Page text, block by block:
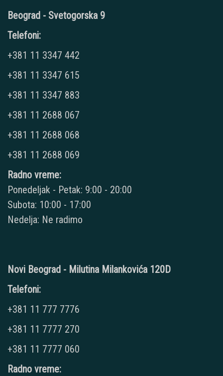
Beograd - Svetogorska 9
Telefoni:
+381 11 3347 442
+381 11 3347 615
+381 11 3347 883
+381 11 2688 067
+381 11 2688 068
+381 11 2688 069
Radno vreme:
Ponedeljak - Petak: 9:00 - 20:00
Subota: 10:00 - 17:00
Nedelja: Ne radimo
Novi Beograd - Milutina Milankovića 120D
Telefoni:
+381 11 777 7776
+381 11 7777 270
+381 11 7777 060
Radno vreme: